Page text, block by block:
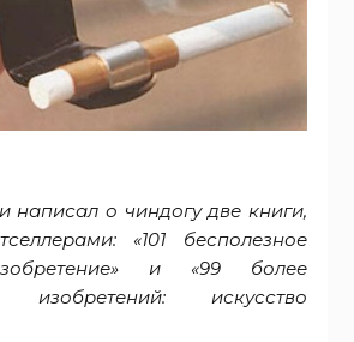
написал о чиндогу две книги,
«101 бесполезное
и «99 более
изобретений: искусство